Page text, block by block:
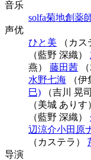
音乐
solfa菊地創薬
声优
ひと美 （カス
（藍野 深織）
燕） 藤田茜
水野七海 （伊
巳) （吉川 晃
（美城 ありす
（藍野 深織）
辺涼介小田原
（カステラ）
导演